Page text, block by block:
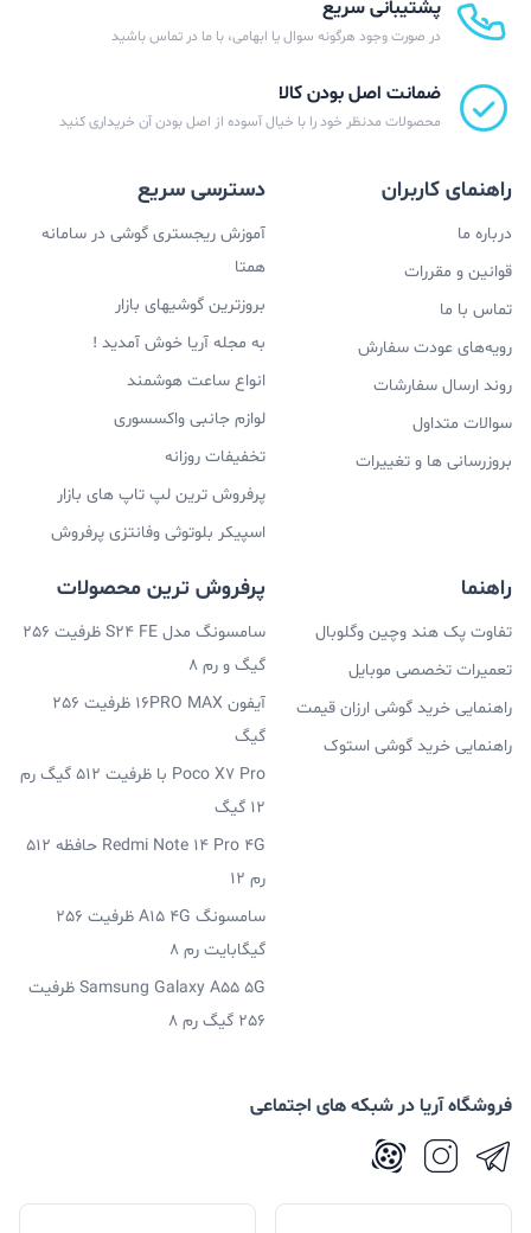
پشتیبانی سریع
در صورت وجود هرگونه سوال یا ابهامی، با ما در تماس باشید
ضمانت اصل بودن کالا
محصولات مدنظر خود را با خیال آسوده از اصل بودن آن خریداری کنید
راهنمای کاربران
درباره ما
قوانین و مقررات
تماس با ما
رویه‌های عودت سفارش
روند ارسال سفارشات
سوالات متداول
بروزرسانی ها و تغییرات
دسترسی سریع
آموزش ریجستری گوشی در سامانه
همتا
بروزترین گوشیهای بازار
به مجله آریا خوش آمدید !
انواع ساعت هوشمند
لوازم جانبی واکسسوری
تخفیفات روزانه
پرفروش ترین لپ تاپ های بازار
اسپیکر بلوتوثی وفانتزی پرفروش
راهنما
تفاوت پک هند وچین وگلوبال
تعمیرات تخصصی موبایل
راهنمایی خرید گوشی ارزان قیمت
راهنمایی خرید گوشی استوک
پرفروش ترین محصولات
سامسونگ مدل S24 FE ظرفیت 256
گیگ و رم 8
آیفون 16PRO MAX ظرفیت 256
گیگ
Poco X7 Pro با ظرفیت 512 گیگ رم
12 گیگ
Redmi Note 14 Pro 4G حافظه 512
رم 12
سامسونگ A15 4G ظرفیت 256
گیگابایت رم 8
Samsung Galaxy A55 5G ظرفیت
256 گیگ رم 8
فروشگاه آریا در شبکه های اجتماعی